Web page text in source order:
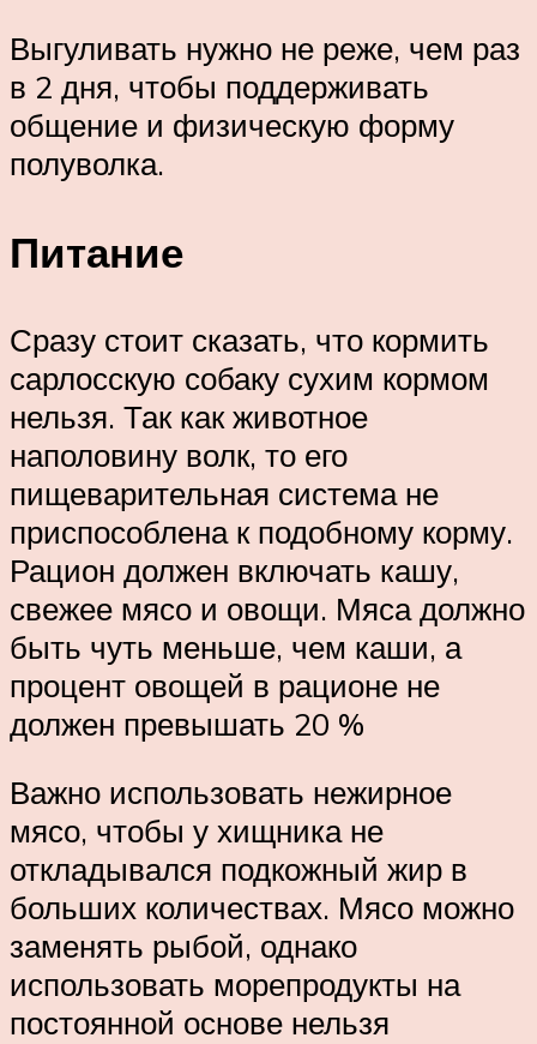
Выгуливать нужно не реже, чем раз
в 2 дня, чтобы поддерживать
общение и физическую форму
полуволка.
Питание
Сразу стоит сказать, что кормить
сарлосскую собаку сухим кормом
нельзя. Так как животное
наполовину волк, то его
пищеварительная система не
приспособлена к подобному корму.
Рацион должен включать кашу,
свежее мясо и овощи. Мяса должно
быть чуть меньше, чем каши, а
процент овощей в рационе не
должен превышать 20 %
Важно использовать нежирное
мясо, чтобы у хищника не
откладывался подкожный жир в
больших количествах. Мясо можно
заменять рыбой, однако
использовать морепродукты на
постоянной основе нельзя